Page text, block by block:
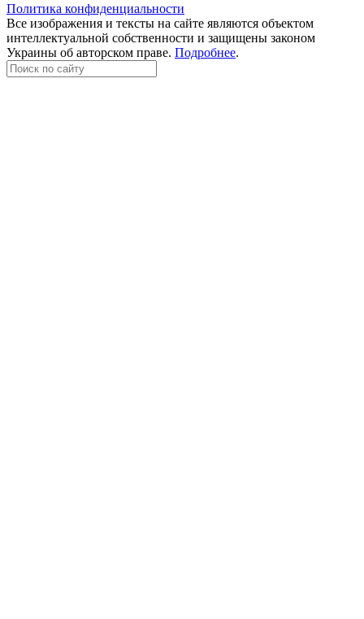
Политика конфиденциальности
Все изображения и тексты на сайте являются объектом
интеллектуальной собственности и защищены законом
Украины об авторском праве. Подробнее.